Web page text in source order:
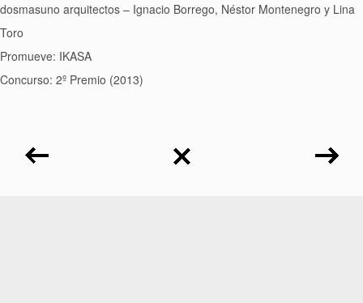
dosmasuno arquitectos – Ignacio Borrego, Néstor Montenegro y Lina
Toro
Promueve: IKASA
Concurso: 2º Premio (2013)